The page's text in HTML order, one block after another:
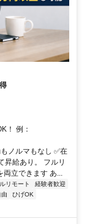
！ 例：
ノルマもなし ✅在
昇給あり。 フルリ
両立できます あ...
リモート
経験者歓迎
由
ひげOK